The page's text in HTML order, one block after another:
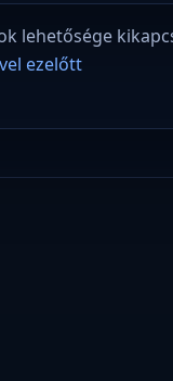
lehetősége
ezelőtt